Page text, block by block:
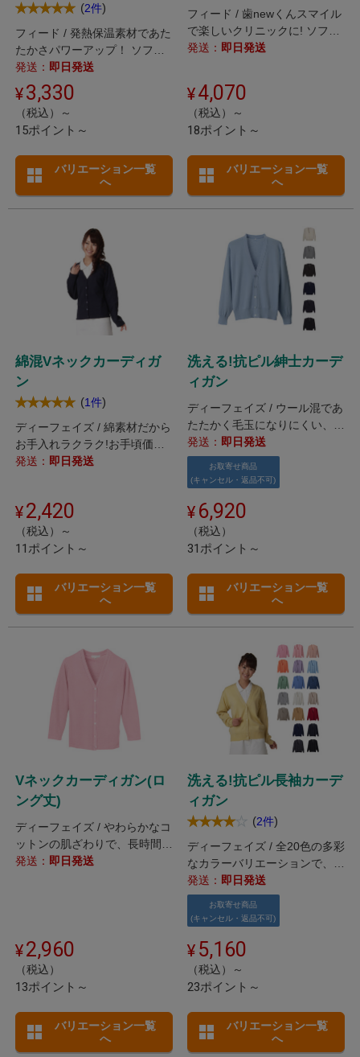
(2件)
フィード / 発熱保温素材であた
たかさパワーアップ！ ソフト
タッチで軽い着心地のカーディ
ガン。
発送： 即日発送
3,330
（税込）～
15ポイント～
バリエーション一覧
へ
フィード / 歯newくんスマイル
で楽しいクリニックに! ソフト
な風合いの刺繍入りカーディガ
発送： 即日発送
4,070
（税込）～
18ポイント～
バリエーション一覧
へ
綿混Vネックカーディガ
ン
(1件)
ディーフェイズ / 綿素材だから
お手入れラクラク!お手頃価格
のカットソーカーディガン。
発送： 即日発送
2,420
（税込）～
11ポイント～
バリエーション一覧
へ
洗える!抗ピル紳士カーデ
ィガン
ディーフェイズ / ウール混であ
たたかく毛玉になりにくい、
安心の日本製メンズカーディガ
ン。
発送： 即日発送
お取寄せ商品
(キャンセル・返品不可)
6,920
（税込）
31ポイント～
バリエーション一覧
へ
Vネックカーディガン(ロ
ング丈)
ディーフェイズ / やわらかなコ
ットンの肌ざわりで、長時間着
用してもストレスフリー。
発送： 即日発送
2,960
（税込）
13ポイント～
バリエーション一覧
へ
洗える!抗ピル長袖カーデ
ィガン
(2件)
ディーフェイズ / 全20色の多彩
なカラーバリエーションで、
オンもオフも大活躍するウール
混カーディガン。
発送： 即日発送
お取寄せ商品
(キャンセル・返品不可)
5,160
（税込）～
23ポイント～
バリエーション一覧
へ